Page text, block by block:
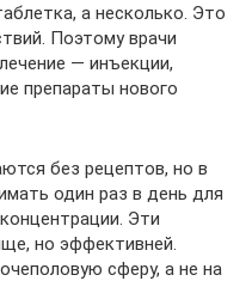
а несколько. Это
Поэтому врачи
— инъекции,
препараты нового
без рецептов, но в
один раз в день для
Эти
но эффективней.
сферу, а не на